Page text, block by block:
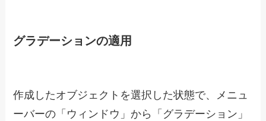
グラデーションの適用
作成したオブジェクトを選択した状態で、メニュ
ーバーの「ウィンドウ」から「グラデーション」